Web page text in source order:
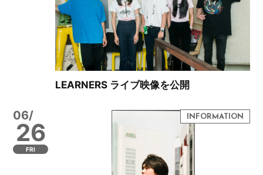
LEARNERS ライブ映像を公開
06/
26
FRI